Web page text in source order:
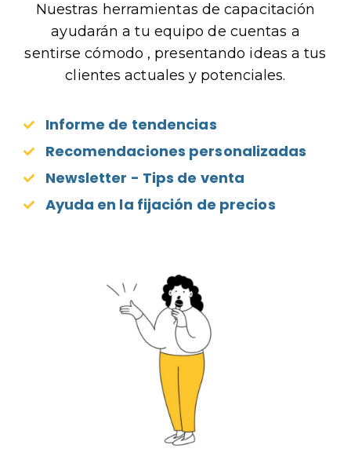
Nuestras herramientas de capacitación
ayudarán a tu equipo de cuentas a
sentirse cómodo , presentando ideas a tus
clientes actuales y potenciales.
Informe de tendencias
Recomendaciones personalizadas
Newsletter - Tips de venta
Ayuda en la fijación de precios